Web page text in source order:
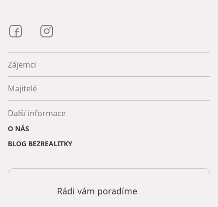
Bezrealitky na Facebooku
Zájemci
Majitelé
Další informace
O NÁS
BLOG BEZREALITKY
Rádi vám poradíme